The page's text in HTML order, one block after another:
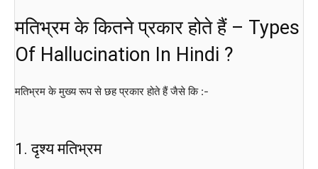
मतिभ्रम के कितने प्रकार होते हैं – Types
Of Hallucination In Hindi ?
मतिभ्रम के मुख्य रूप से छह प्रकार होते हैं जैसे कि :-
1. दृश्य मतिभ्रम